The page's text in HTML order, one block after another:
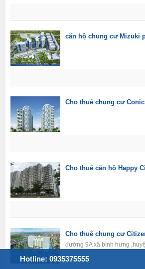
căn hộ chung cư Mizuki
Cho thuê chung cư
Cho thuê căn hộ Happy
Cho thuê chung cư
đường 9A xã bình hưng
Hotline: 0935375555